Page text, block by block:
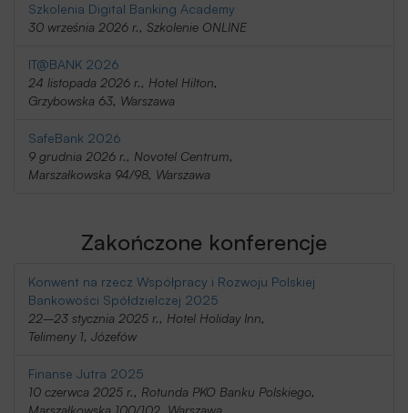
Szkolenia Digital Banking Academy
30 września 2026 r., Szkolenie ONLINE
IT@BANK 2026
24 listopada 2026 r., Hotel Hilton,
Grzybowska 63, Warszawa
SafeBank 2026
9 grudnia 2026 r., Novotel Centrum,
Marszałkowska 94/98, Warszawa
Zakończone konferencje
Konwent na rzecz Współpracy i Rozwoju Polskiej
Bankowości Spółdzielczej 2025
22–23 stycznia 2025 r., Hotel Holiday Inn,
Telimeny 1, Józefów
Finanse Jutra 2025
10 czerwca 2025 r., Rotunda PKO Banku Polskiego,
Marszałkowska 100/102, Warszawa